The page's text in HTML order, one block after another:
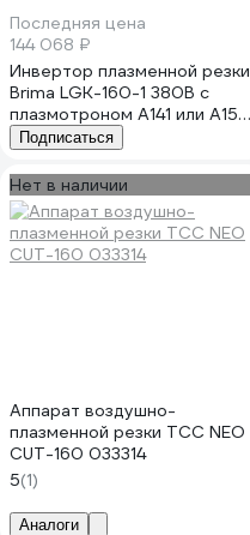
Последняя цена
144 068 ₽
Инвертор плазменной резки
Brima LGK-160-1 380В c
плазмотроном A141 или А151
0008986
Подписаться
Нет в наличии
Аппарат воздушно-
плазменной резки ТСС NEO
CUT-160 033314
5(1)
Аналоги